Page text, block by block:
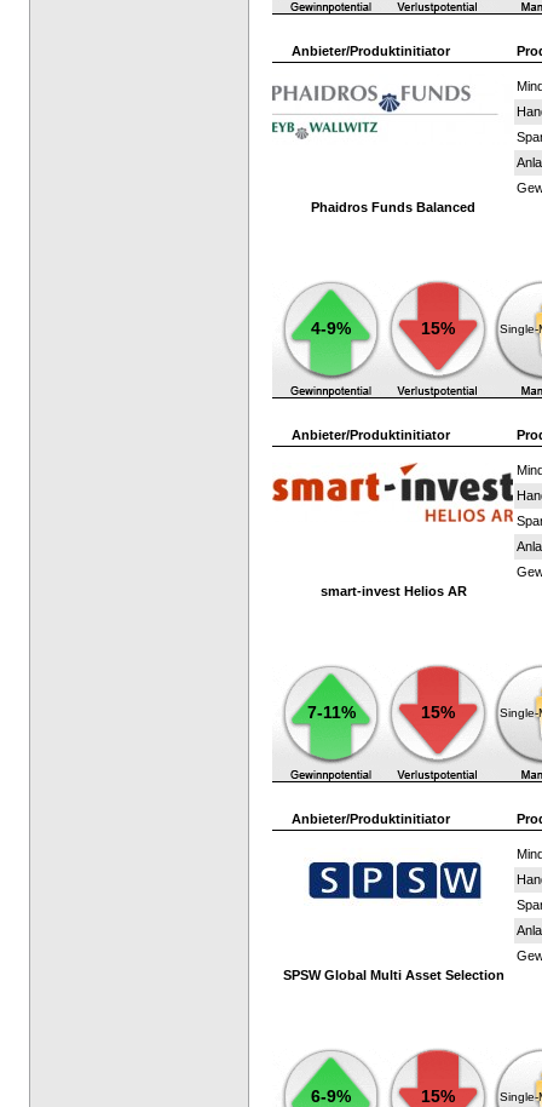
Anbieter/Produktinitiator
Phaidros Funds Balanced
4-9% 15% Single-
Anbieter/Produktinitiator
smart-invest Helios AR
7-11% 15% Single-
Anbieter/Produktinitiator
SPSW Global Multi Asset Selection
6-9% 15% Single-